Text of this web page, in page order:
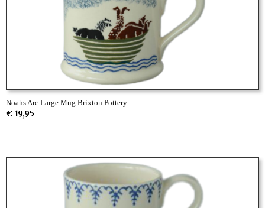
Noahs Arc Large Mug Brixton Pottery
€ 19,95